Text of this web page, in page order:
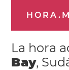
La hora
Bay,